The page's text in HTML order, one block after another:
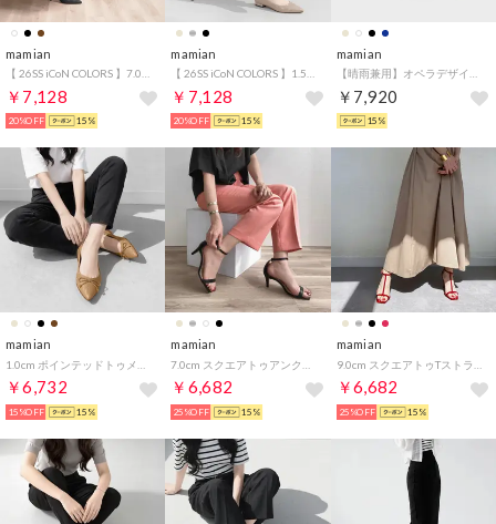
mamian
￥7,128
20%OFF 15%
mamian
￥7,128
20%OFF 15%
mamian
￥7,920
15%
mamian
￥6,732
15%OFF 15%
mamian
￥6,682
25%OFF 15%
mamian
￥6,682
25%OFF 15%